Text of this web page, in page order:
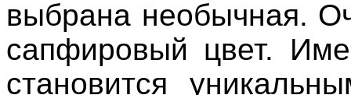
выбрана необычная.
сапфировый цвет.
становится